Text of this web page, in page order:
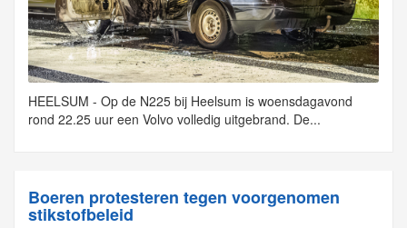
HEELSUM - Op de N225 bij Heelsum is woensdagavond
rond 22.25 uur een Volvo volledig uitgebrand. De...
Boeren protesteren tegen voorgenomen
stikstofbeleid